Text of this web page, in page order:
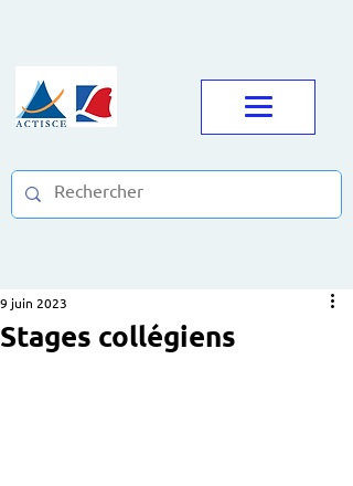
Stages collégiens
9 juin 2023